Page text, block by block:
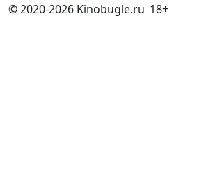
© 2020-2026 Kinobugle.ru 18+